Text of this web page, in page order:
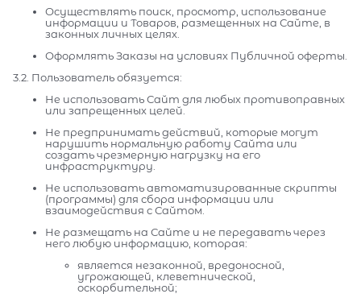
Осуществлять поиск, просмотр, использование
информации и Товаров, размещенных на Сайте, в
законных личных целях.
Оформлять Заказы на условиях Публичной оферты.
3.2. Пользователь обязуется:
Не использовать Сайт для любых противоправных
или запрещенных целей.
Не предпринимать действий, которые могут
нарушить нормальную работу Сайта или
создать чрезмерную нагрузку на его
инфраструктуру.
Не использовать автоматизированные скрипты
(программы) для сбора информации или
взаимодействия с Сайтом.
Не размещать на Сайте и не передавать через
него любую информацию, которая:
является незаконной, вредоносной,
угрожающей, клеветнической,
оскорбительной;